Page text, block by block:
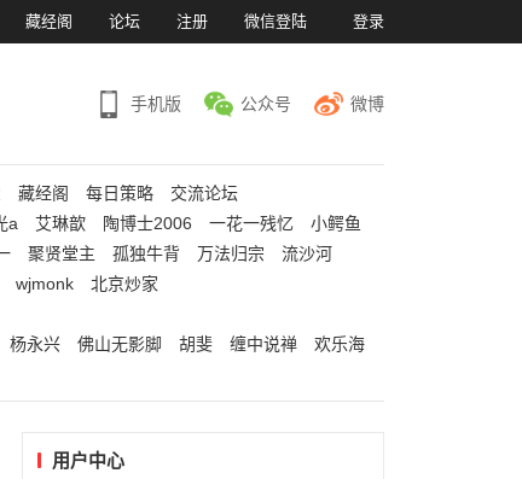
藏经阁 论坛 注册 微信登陆 登录
手机版 公众号 微博
藏经阁 每日策略
交流论坛
a 艾琳歆 陶博士2006 一花一残忆
小鳄鱼
聚贤堂主 孤独牛背 万法归宗
流沙河
wjmonk
北京炒家
杨永兴 佛山无影脚 胡斐 缠中说禅
欢乐海
用户中心